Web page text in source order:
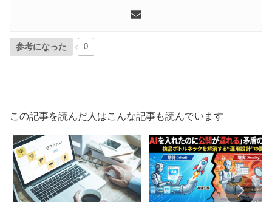
参考になった 0
この記事を読んだ人はこんな記事も読んでいます